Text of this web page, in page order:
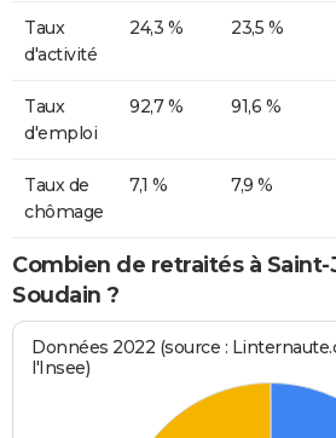
Taux
d'activité
24,3 % 23,5 %
Taux
d'emploi
92,7 % 91,6 %
Taux de
chômage
7,1 % 7,9 %
Combien de retraités à
Soudain ?
Données 2022 (source :
l'Insee)